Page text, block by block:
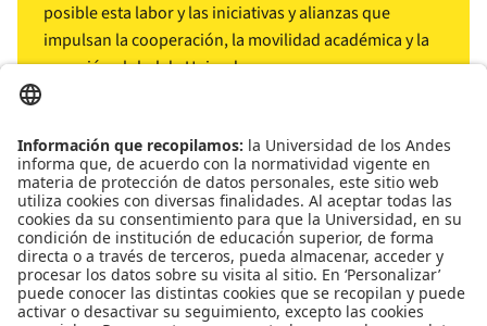
posible esta labor y las iniciativas y alianzas que
impulsan la cooperación, la movilidad académica y la
conexión global de Uniandes.